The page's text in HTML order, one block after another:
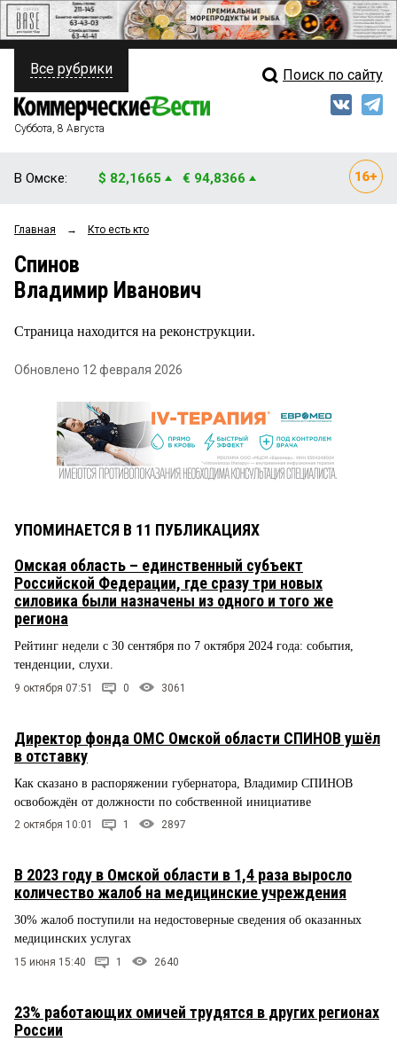
ПОЛИТИКА
ФИНАНСЫ
ОБЩЕСТВО
ЗАКОН
Свежий выпуск
Все рубрики Поиск по сайту
Суббота, 8 Августа
В Омске: $ 82,1665 € 94,8366
Главная → Кто есть кто
Спинов
Владимир Иванович
Страница находится на реконструкции.
Обновлено 12 февраля 2026
УПОМИНАЕТСЯ В 11 ПУБЛИКАЦИЯХ
Омская область – единственный субъект
Российской Федерации, где сразу три новых
силовика были назначены из одного и того же
региона
Рейтинг недели с 30 сентября по 7 октября 2024 года: события,
тенденции, слухи.
9 октября 07:51 0 3061
Директор фонда ОМС Омской области СПИНОВ ушёл
в отставку
Как сказано в распоряжении губернатора, Владимир СПИНОВ
освобождён от должности по собственной инициативе
2 октября 10:01 1 2897
В 2023 году в Омской области в 1,4 раза выросло
количество жалоб на медицинские учреждения
30% жалоб поступили на недостоверные сведения об оказанных
медицинских услугах
15 июня 15:40 1 2640
23% работающих омичей трудятся в других регионах
России